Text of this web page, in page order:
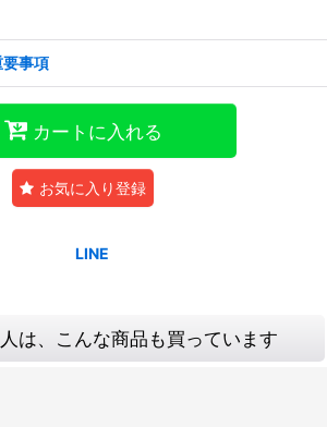
事項
カートに入れる
お気に入り登録
は、こんな商品も買っています